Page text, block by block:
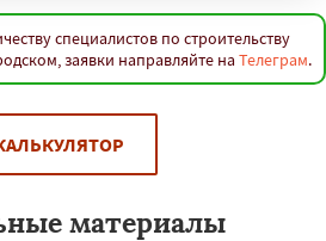
специалистов по строительству
заявки направляйте на Телеграм.
материалы